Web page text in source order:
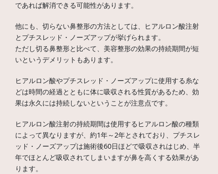
であれば解消できる可能性があります。
他にも、切らない鼻整形の方法としては、ヒアルロン酸注射
とプチスレッド・ノーズアップが挙げられます。
ただし切る鼻整形と比べて、美容整形の効果の持続期間が短
いというデメリットもあります。
ヒアルロン酸やプチスレッド・ノーズアップに使用する糸な
どは時間の経過とともに体に吸収される性質があるため、効
果は永久には持続しないということが注意点です。
ヒアルロン酸注射の持続期間は使用するヒアルロン酸の種類
によって異なりますが、約1年～2年とされており、プチスレ
ッド・ノーズアップは施術後60日ほどで吸収されはじめ、半
年でほとんど吸収されてしまいますが鼻を高くする効果があ
ります。